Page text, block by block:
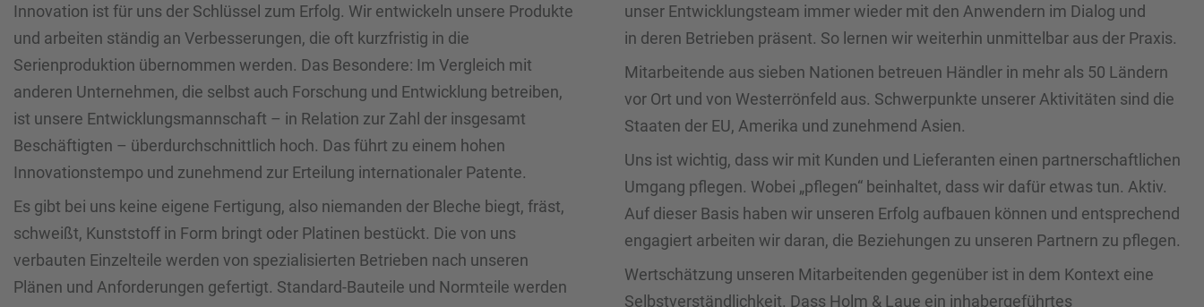
Innovation ist für uns der Schlüssel zum Erfolg. Wir entwickeln unsere Produkte
und arbeiten ständig an Verbesserungen, die oft kurzfristig in die
Serienproduktion übernommen werden. Das Besondere: Im Vergleich mit
anderen Unternehmen, die selbst auch Forschung und Entwicklung betreiben,
ist unsere Entwicklungsmannschaft – in Relation zur Zahl der insgesamt
Beschäftigten – überdurchschnittlich hoch. Das führt zu einem hohen
Innovationstempo und zunehmend zur Erteilung internationaler Patente.
Es gibt bei uns keine eigene Fertigung, also niemanden der Bleche biegt, fräst,
schweißt, Kunststoff in Form bringt oder Platinen bestückt. Die von uns
verbauten Einzelteile werden von spezialisierten Betrieben nach unseren
Plänen und Anforderungen gefertigt. Standard-Bauteile und Normteile werden
unser Entwicklungsteam immer wieder mit den Anwendern im Dialog und
in deren Betrieben präsent. So lernen wir weiterhin unmittelbar aus der Praxis.
Mitarbeitende aus sieben Nationen betreuen Händler in mehr als 50 Ländern
vor Ort und von Westerrönfeld aus. Schwerpunkte unserer Aktivitäten sind die
Staaten der EU, Amerika und zunehmend Asien.
Uns ist wichtig, dass wir mit Kunden und Lieferanten einen partnerschaftlichen
Umgang pflegen. Wobei „pflegen“ beinhaltet, dass wir dafür etwas tun. Aktiv.
Auf dieser Basis haben wir unseren Erfolg aufbauen können und entsprechend
engagiert arbeiten wir daran, die Beziehungen zu unseren Partnern zu pflegen.
Wertschätzung unseren Mitarbeitenden gegenüber ist in dem Kontext eine
Selbstverständlichkeit. Dass Holm & Laue ein inhabergeführtes